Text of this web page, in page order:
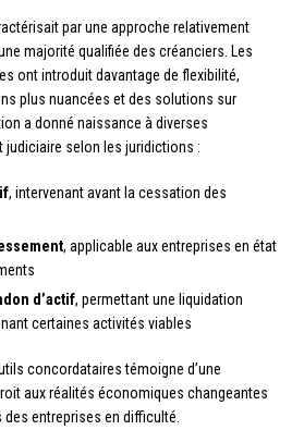
par une approche relativement
majorité qualifiée des créanciers. Les
ont introduit davantage de flexibilité,
plus nuancées et des solutions sur
a donné naissance à diverses
selon les juridictions :
, intervenant avant la cessation des
, applicable aux entreprises en état
d’actif, permettant une liquidation
certaines activités viables
concordataires témoigne d’une
aux réalités économiques changeantes
entreprises en difficulté.